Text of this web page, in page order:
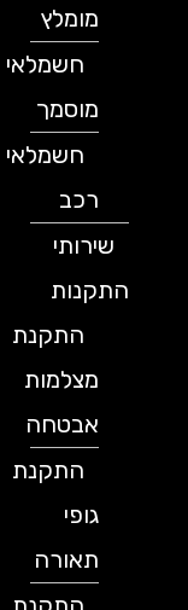
מומלץ
חשמלאי
מוסמך
חשמלאי
שירותי
התקנות
התקנת
מצלמות
אבטחה
התקנת
תאורה